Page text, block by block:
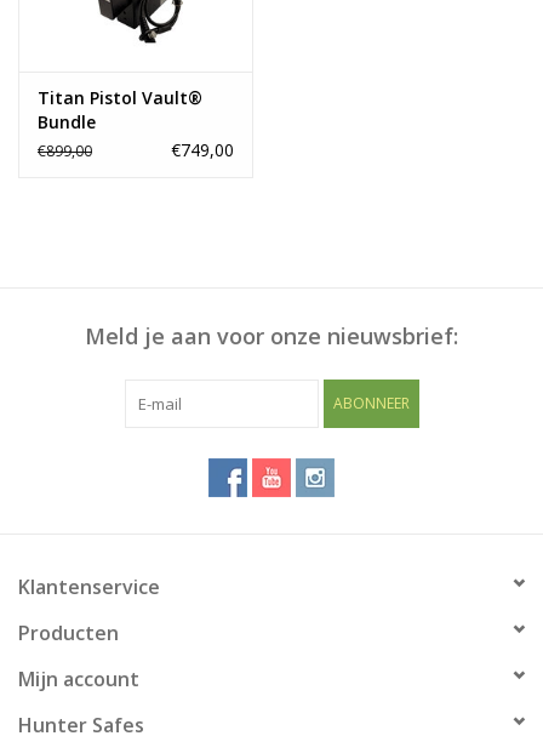
Titan Pistol Vault®
Bundle
€899,00 €749,00
Meld je aan voor onze nieuwsbrief:
ABONNEER
Klantenservice
Producten
Mijn account
Hunter Safes